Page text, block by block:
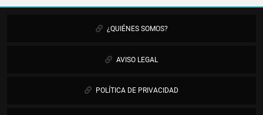
¿QUIÉNES SOMOS?
AVISO LEGAL
POLÍTICA DE PRIVACIDAD